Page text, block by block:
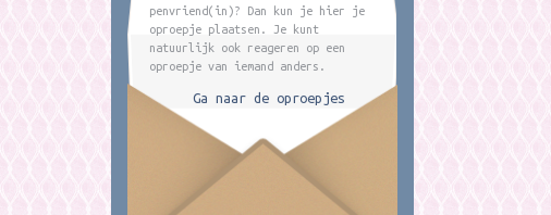
penvriend(in)? Dan kun je hier je
oproepje plaatsen. Je kunt
natuurlijk ook reageren op een
oproepje van iemand anders.
Ga naar de oproepjes